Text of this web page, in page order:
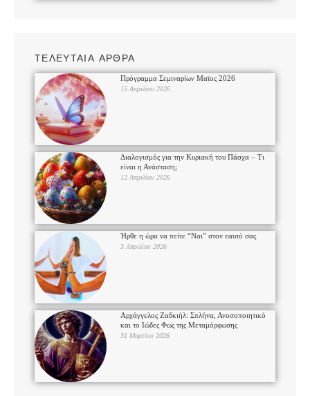
ΤΕΛΕΥΤΑΙΑ ΑΡΘΡΑ
Πρόγραμμα Σεμιναρίων Μαϊος 2026
15 Απριλίου 2026
Διαλογισμός για την Κυριακή του Πάσχα – Τι
είναι η Ανάσταση;
12 Απριλίου 2026
Ήρθε η ώρα να πείτε “Ναι” στον εαυτό σας
3 Απριλίου 2026
Αρχάγγελος Ζαδκιήλ: Σπλήνα, Ανοσοποιητικό
και το Ιώδες Φως της Μεταμόρφωσης
31 Μαρτίου 2026